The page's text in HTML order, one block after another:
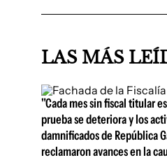
LAS MÁS
"Cada mes sin fiscal titular
prueba se deteriora y los
damnificados de República
reclamaron avances en la